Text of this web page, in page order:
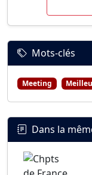
Mots-clés
Meeting
Dans la